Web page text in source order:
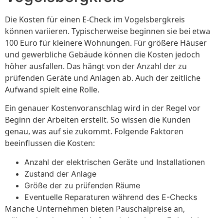
Die Kosten für einen E-Check im Vogelsbergkreis
können variieren. Typischerweise beginnen sie bei etwa
100 Euro für kleinere Wohnungen. Für größere Häuser
und gewerbliche Gebäude können die Kosten jedoch
höher ausfallen. Das hängt von der Anzahl der zu
prüfenden Geräte und Anlagen ab. Auch der zeitliche
Aufwand spielt eine Rolle.
Ein genauer Kostenvoranschlag wird in der Regel vor
Beginn der Arbeiten erstellt. So wissen die Kunden
genau, was auf sie zukommt. Folgende Faktoren
beeinflussen die Kosten:
Anzahl der elektrischen Geräte und Installationen
Zustand der Anlage
Größe der zu prüfenden Räume
Eventuelle Reparaturen während des E-Checks
Manche Unternehmen bieten Pauschalpreise an,